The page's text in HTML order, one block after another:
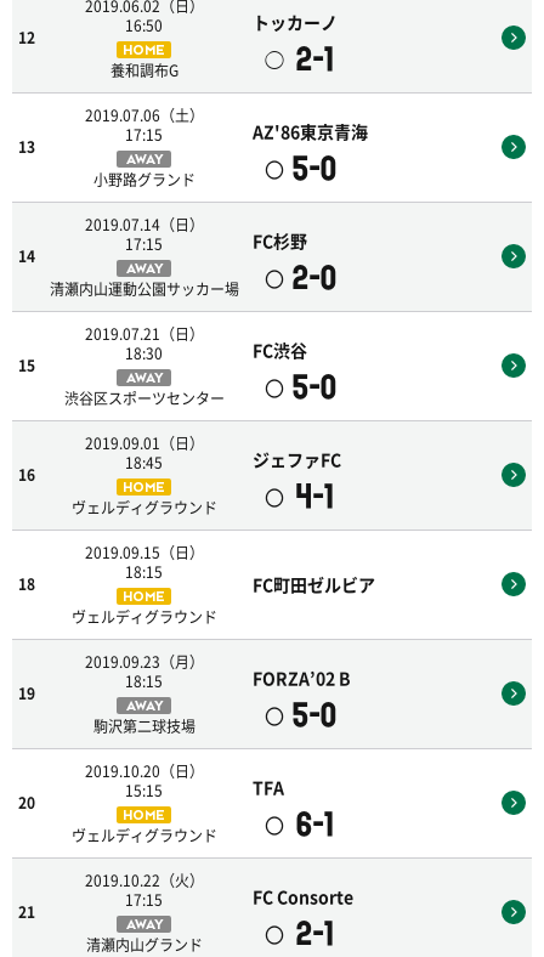
12
2019.06.02（日）
16:50
HOME
養和調布G
トッカーノ
◯ 2-1
13
2019.07.06（土）
17:15
AWAY
小野路グランド
AZ'86東京青海
〇 5-0
14
2019.07.14（日）
17:15
AWAY
清瀬内山運動公園サッカー場
FC杉野
〇 2-0
15
2019.07.21（日）
18:30
AWAY
渋谷区スポーツセンター
FC渋谷
〇 5-0
16
2019.09.01（日）
18:45
HOME
ヴェルディグラウンド
ジェファFC
〇 4-1
18
2019.09.15（日）
18:15
HOME
ヴェルディグラウンド
FC町田ゼルビア
19
2019.09.23（月）
18:15
AWAY
駒沢第二球技場
FORZA’02 B
〇 5-0
20
2019.10.20（日）
15:15
HOME
ヴェルディグラウンド
TFA
〇 6-1
21
2019.10.22（火）
17:15
AWAY
清瀬内山グランド
FC Consorte
〇 2-1